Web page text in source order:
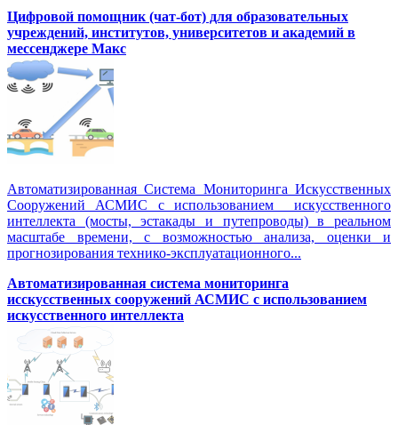
Цифровой помощник (чат-бот) для образовательных
учреждений, институтов, университетов и академий в
мессенджере Макс
Автоматизированная Система Мониторинга Искусственных
Сооружений АСМИС с использованием искусственного
интеллекта (мосты, эстакады и путепроводы) в реальном
масштабе времени, с возможностью анализа, оценки и
прогнозирования технико-эксплуатационного...
Автоматизированная система мониторинга
исскусственных сооружений АСМИС с использованием
искусственного интеллекта